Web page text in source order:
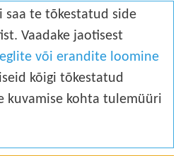
saa te tõkestatud side
Vaadake jaotisest
või erandite loomine
kõigi tõkestatud
kuvamise kohta tulemüüri